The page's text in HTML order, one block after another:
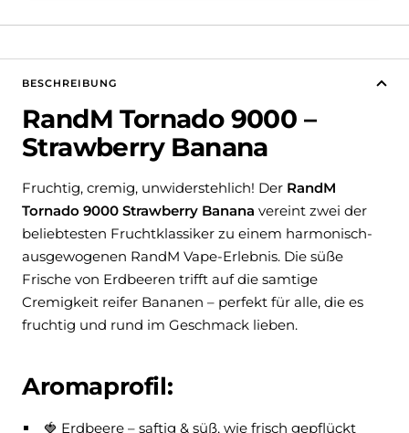
BESCHREIBUNG
RandM Tornado 9000 –
Strawberry Banana
Fruchtig, cremig, unwiderstehlich! Der RandM
Tornado 9000 Strawberry Banana vereint zwei der
beliebtesten Fruchtklassiker zu einem harmonisch-
ausgewogenen RandM Vape-Erlebnis. Die süße
Frische von Erdbeeren trifft auf die samtige
Cremigkeit reifer Bananen – perfekt für alle, die es
fruchtig und rund im Geschmack lieben.
Aromaprofil:
🍓 Erdbeere – saftig & süß, wie frisch gepflückt